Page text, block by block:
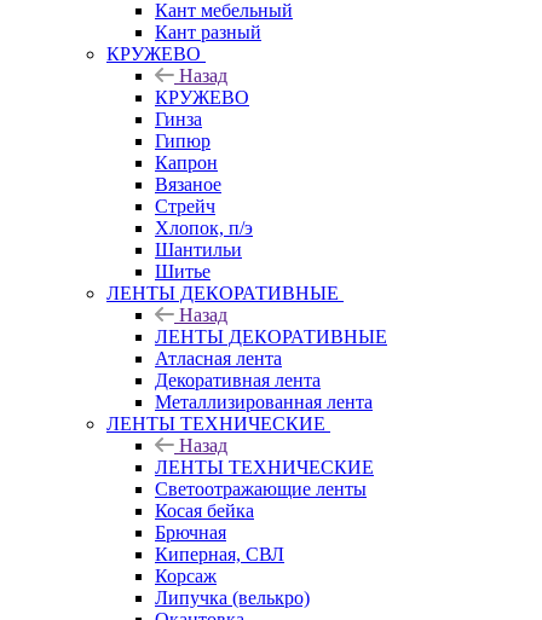
Кант мебельный
Кант разный
КРУЖЕВО
Назад
КРУЖЕВО
Гинза
Гипюр
Капрон
Вязаное
Стрейч
Хлопок, п/э
Шантильи
Шитье
ЛЕНТЫ ДЕКОРАТИВНЫЕ
Назад
ЛЕНТЫ ДЕКОРАТИВНЫЕ
Атласная лента
Декоративная лента
Металлизированная лента
ЛЕНТЫ ТЕХНИЧЕСКИЕ
Назад
ЛЕНТЫ ТЕХНИЧЕСКИЕ
Светоотражающие ленты
Косая бейка
Брючная
Киперная, СВЛ
Корсаж
Липучка (велькро)